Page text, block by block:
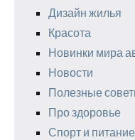
Дизайн жилья
Красота
Новинки мира
Новости
Полезные
Про здоровье
Спорт и питание